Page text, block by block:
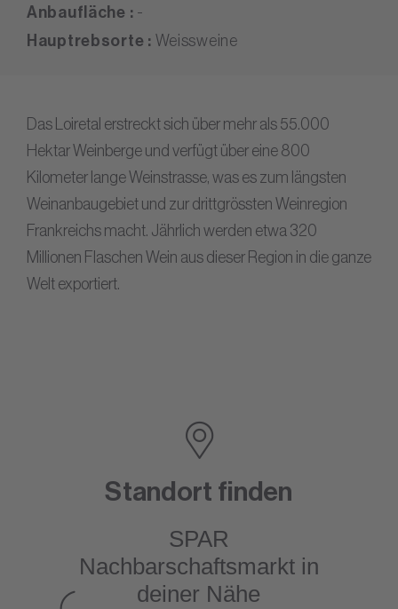
Anbaufläche : -
Hauptrebsorte : Weissweine
Das Loiretal erstreckt sich über mehr als 55.000
Hektar Weinberge und verfügt über eine 800
Kilometer lange Weinstrasse, was es zum längsten
Weinanbaugebiet und zur drittgrössten Weinregion
Frankreichs macht. Jährlich werden etwa 320
Millionen Flaschen Wein aus dieser Region in die ganze
Welt exportiert.
Standort finden
SPAR
Nachbarschaftsmarktin
deiner Nähe